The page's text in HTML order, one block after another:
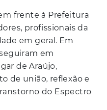
frente à Prefeitura
profissionais da
em geral. Em
em
de Araújo,
de união, reflexão e
do Espectro